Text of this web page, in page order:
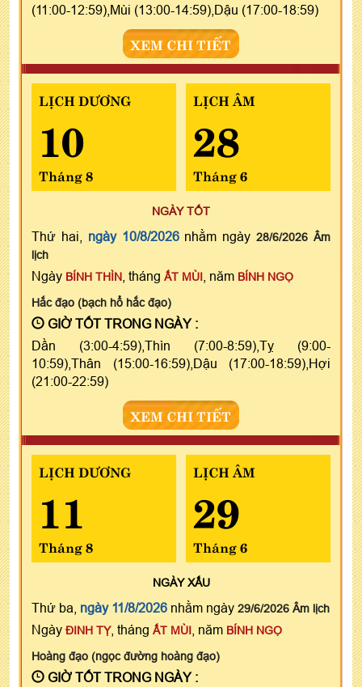
(11:00-12:59),Mùi (13:00-14:59),Dậu (17:00-18:59)
XEM CHI TIẾT
LỊCH DƯƠNG
10
Tháng 8
LỊCH ÂM
28
Tháng 6
NGÀY TỐT
Thứ hai, ngày 10/8/2026nhằm ngày28/6/2026 Âm
lịch
Ngày BÍNH THÌN , tháng ẤT MÙI , năm BÍNH NGỌ
Hắc đạo (bạch hổ hắc đạo)
GIỜ TỐT TRONG NGÀY :
Dần (3:00-4:59),Thìn (7:00-8:59),Tỵ (9:00-
10:59),Thân (15:00-16:59),Dậu (17:00-18:59),Hợi
(21:00-22:59)
XEM CHI TIẾT
LỊCH DƯƠNG
11
Tháng 8
LỊCH ÂM
29
Tháng 6
NGÀYXẤU
Thứ ba, ngày 11/8/2026 nhằm ngày 29/6/2026 Âm lịch
Ngày ĐINH TỴ, tháng ẤT MÙI , năm BÍNH NGỌ
Hoàng đạo (ngọc đường hoàng đạo)
GIỜ TỐT TRONG NGÀY :